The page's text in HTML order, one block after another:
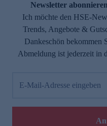
Newsletter
Ich möchte den HSE-
Trends, Angebote &
Dankeschön bekommen
Abmeldung ist jederzeit in
E-Mail-Adresse eingeben